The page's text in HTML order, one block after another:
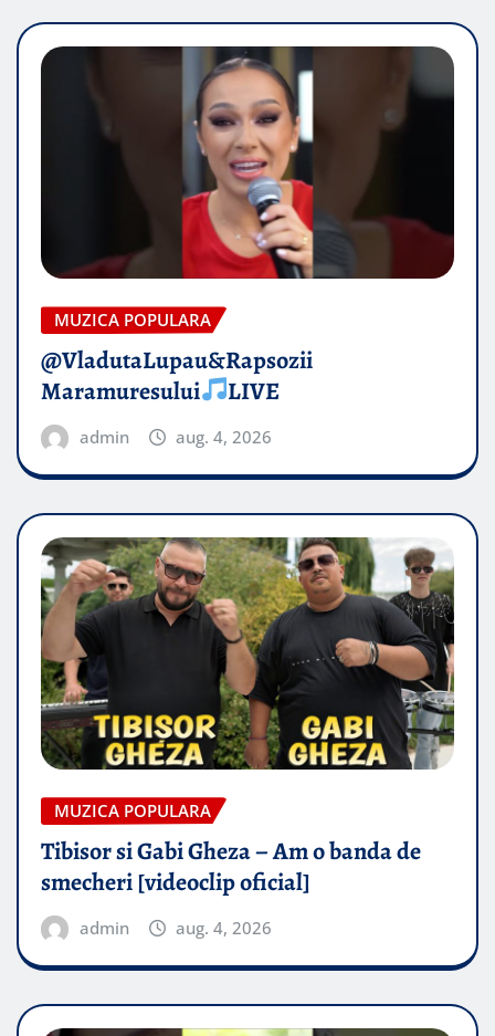
MUZICA POPULARA
@VladutaLupau&Rapsozii
Maramuresului
LIVE
admin aug. 4, 2026
MUZICA POPULARA
Tibisor si Gabi Gheza – Am o banda de
smecheri [videoclip oficial]
admin aug. 4, 2026